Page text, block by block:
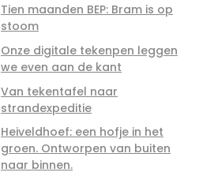
Tien maanden BEP: Bram is op
stoom
Onze digitale tekenpen leggen
we even aan de kant
Van tekentafel naar
strandexpeditie
Heiveldhoef: een hofje in het
groen. Ontworpen van buiten
naar binnen.